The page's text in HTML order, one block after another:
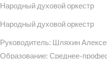
Народный духовой оркестр
Народный духовой оркестр
Руководитель: Шляхин
Образование: Среднее-